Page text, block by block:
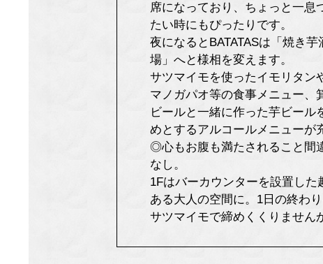
席になっており、ちょっと一息
たい時にもぴったりです。
夜になるとBATATASは「焼き芋
場」へと様相を変えます。
サツマイモを使ったイモリタン
マノガパオ等の食事メニュー、
ビールと一緒に作った芋ビール
めとするアルコールメニューが
◎心もお腹も満たされること間
なし。
1Fはバーカウンターを設置した
ある大人の空間に。1日の終わ
サツマイモで締めくくりません